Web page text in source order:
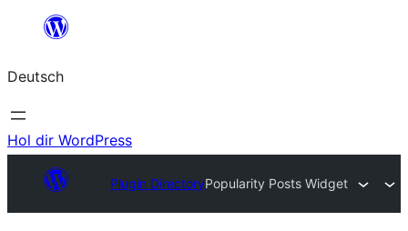
springen
Deutsch
Hol dir WordPress
Plugin DirectoryPopularity Posts Widget